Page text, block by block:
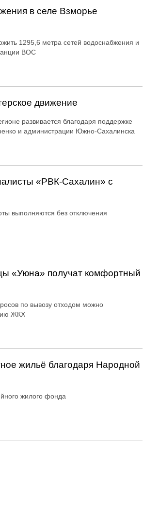
в селе Взморье
1295,6 метра сетей водоснабжения и
ВОС
движение
развивается благодаря поддержке
и администрации Южно-Сахалинска
«РВК‑Сахалин» с
выполняются без отключения
«Уюна» получат комфортный
по вывозу отходом можно
ЖКХ
жильё благодаря Народной
жилого фонда